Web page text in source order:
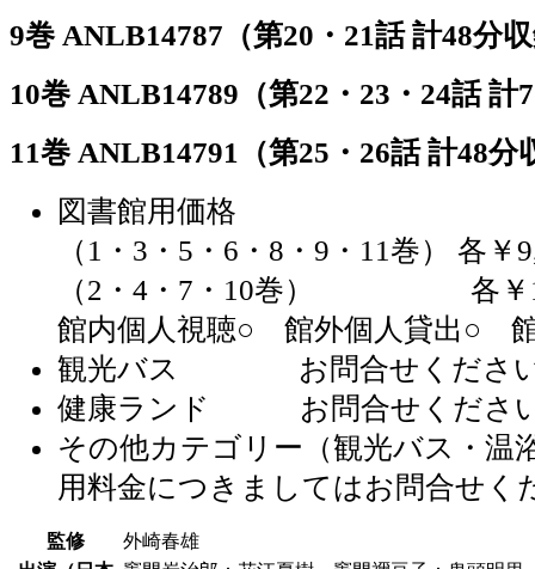
9巻 ANLB14787（第20・21話 計48分
10巻 ANLB14789（第22・23・24話 計
11巻 ANLB14791（第25・26話 計48分
図書館用価格
（1・3・5・6・8・9・11巻） 各￥
（2・4・7・10巻） 各￥
館内個人視聴○ 館外個人貸出○
観光バス お問合せくださ
健康ランド お問合せくださ
その他カテゴリー（観光バス・温
用料金につきましてはお問合せく
監修
外崎春雄